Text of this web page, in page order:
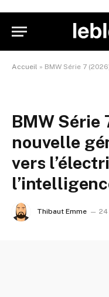
Accueil » BMW Série 7 (2026) : une
BMW Série
nouvelle
vers
Thibaut Emme 24